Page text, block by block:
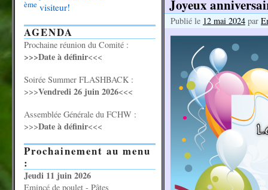
Joyeux
Publié le 12 mai 2024 par
ème visiteur!
AGENDA
Prochaine réunion du Comité :
>>>Date à définir<<<
Soirée Summer FLASHBACK :
>>>Vendredi 26 juin 2026<<<
Assemblée Générale du FCHW :
>>>Date à définir<<<
Prochainement au menu
:
Jeudi 11 juin 2026
Emincé de poulet - Pâtes